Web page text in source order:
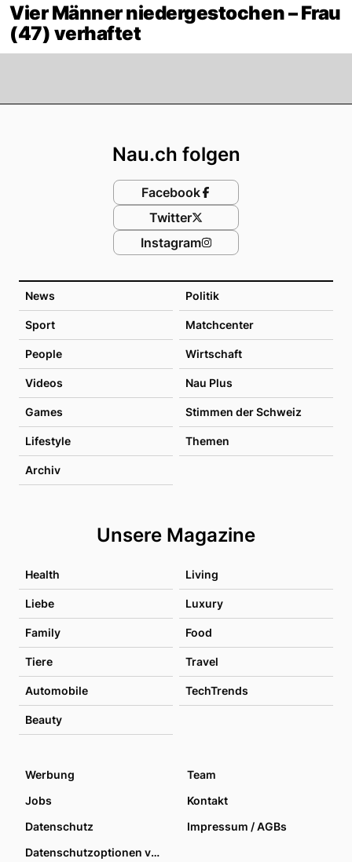
Vier Männer niedergestochen – Frau
(47) verhaftet
News Politik
Sport Matchcenter
People Wirtschaft
Videos Nau Plus
Games Stimmen der Schweiz
Lifestyle Themen
Archiv
Unsere Magazine
Health Living
Liebe Luxury
Family Food
Tiere Travel
Automobile TechTrends
Beauty
Nau.ch folgen
Facebook
Twitter
Instagram
Werbung
Team
Jobs
Kontakt
Datenschutz
Impressum / AGBs
Datenschutzoptionen verwalten